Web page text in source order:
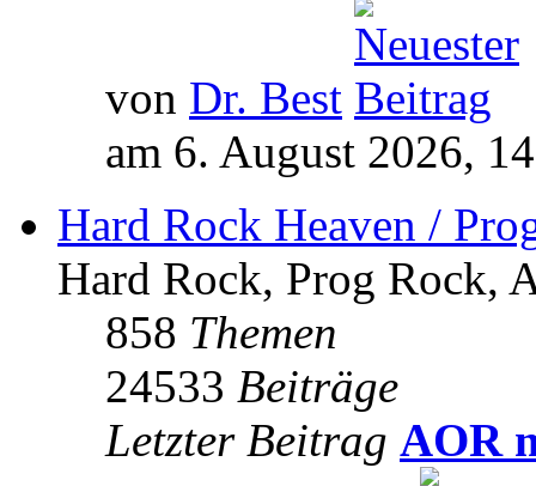
von Dr. Best
am 6. August 2026,
Hard Rock Heaven /
Hard Rock, Prog Rock,
858 Themen
24533 Beiträge
Letzter Beitrag AOR